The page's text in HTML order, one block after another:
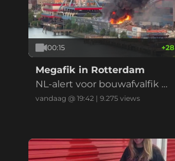
00:15 +28
Megafik in Rotterdam
NL-alert voor bouwafvalfik m
et zwarte reauk bij recycling
vandaag @ 19:42 | 9.275 views